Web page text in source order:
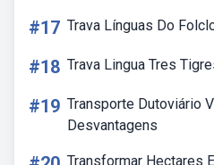
#17 Trava Línguas Do
#18 Trava Lingua Tres
#19 Transporte Dutoviário
Desvantagens
Transformar Hectares